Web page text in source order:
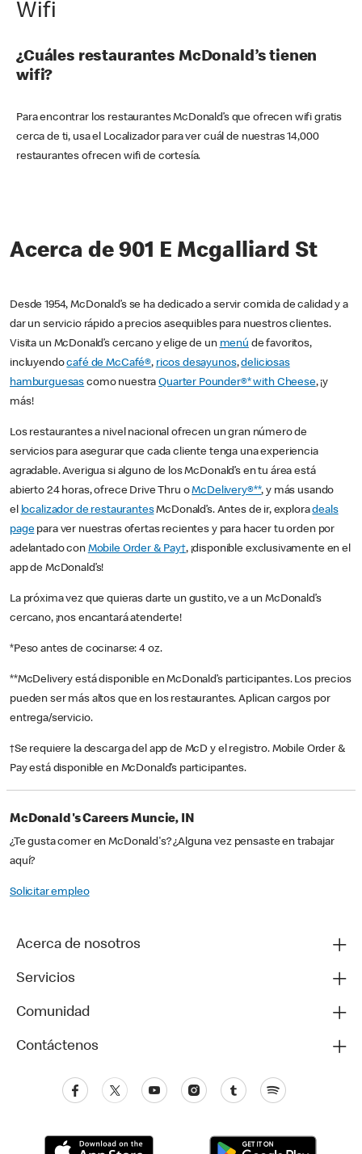
Wifi
¿Cuáles restaurantes McDonald’s tienen
wifi?
Para encontrar los restaurantes McDonald’s que ofrecen wifi gratis
cerca de ti, usa el Localizador para ver cuál de nuestras 14,000
restaurantes ofrecen wifi de cortesía.
Acerca de 901 E Mcgalliard St
Desde 1954, McDonald’s se ha dedicado a servir comida de calidad y a
dar un servicio rápido a precios asequibles para nuestros clientes.
Visita un McDonald’s cercano y elige de un menú de favoritos,
incluyendocafé de McCafé®, ricos desayunos,deliciosas
hamburguesas como nuestraQuarter Pounder®* with Cheese, ¡y
más!
Los restaurantes a nivel nacional ofrecen un gran número de
servicios para asegurar que cada cliente tenga una experiencia
agradable. Averigua si alguno de los McDonald’s en tu área está
abierto 24 horas, ofrece Drive Thru oMcDelivery®**, y más usando
el localizador de restaurantesMcDonald’s. Antes de ir, exploradeals
pagepara ver nuestras ofertas recientes y para hacer tu orden por
adelantado con Mobile Order & Pay†, ¡disponible exclusivamente en el
app de McDonald’s!
La próxima vez que quieras darte un gustito, ve a un McDonald’s
cercano, ¡nos encantará atenderte!
*Peso antes de cocinarse: 4 oz.
**McDelivery está disponible en McDonald’s participantes. Los precios
pueden ser más altos que en los restaurantes. Aplican cargos por
entrega/servicio.
†Se requiere la descarga del app de McD y el registro. Mobile Order &
Pay está disponible en McDonald’s participantes.
McDonald's Careers Muncie, IN
¿Te gusta comer en McDonald's? ¿Alguna vez pensaste en trabajar
aquí?
Solicitar empleo
Acerca de nosotros
Servicios
Comunidad
Contáctenos